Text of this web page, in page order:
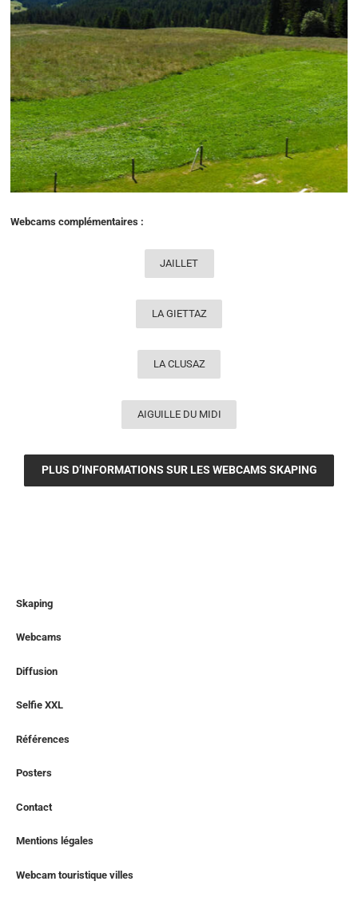
Webcams complémentaires :
JAILLET
LA GIETTAZ
LA CLUSAZ
AIGUILLE DU MIDI
PLUS D’INFORMATIONS SUR LES WEBCAMS SKAPING
Skaping
Webcams
Diffusion
Selfie XXL
Références
Posters
Contact
Mentions légales
Webcam touristique villes